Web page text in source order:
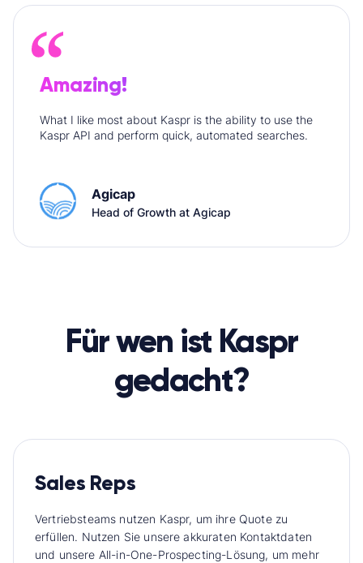
Amazing!
What I like most about Kaspr is the ability to use the
Kaspr API and perform quick, automated searches.
Agicap
Head of Growth at Agicap
Für wen ist Kaspr
gedacht?
Sales Reps
Vertriebsteams nutzen Kaspr, um ihre Quote zu
erfüllen. Nutzen Sie unsere akkuraten Kontaktdaten
und unsere All-in-One-Prospecting-Lösung, um mehr